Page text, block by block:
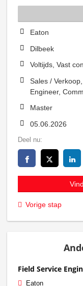
Eaton
Dilbeek
Voltijds, Vast
Sales /
Engineer,
Master
05.06.2026
Deel nu:
Vorige stap
Field Service
Eaton